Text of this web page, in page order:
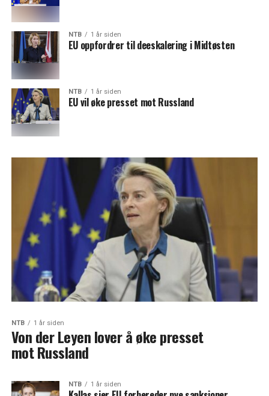
NTB 1 år siden
EU oppfordrer til deeskalering i Midtøsten
NTB 1 år siden
EU vil øke presset mot Russland
NTB 1 år siden
Von der Leyen lover å øke presset
mot Russland
NTB 1 år siden